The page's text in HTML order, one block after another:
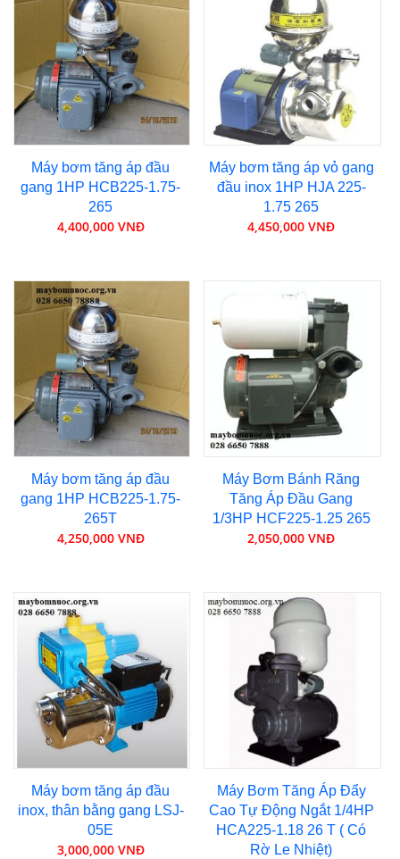
Máy bơm tăng áp đầu
gang 1HP HCB225-1.75-
265
4,400,000 VNĐ
Máy bơm tăng áp vỏ gang
đầu inox 1HP HJA 225-
1.75 265
4,450,000 VNĐ
Máy bơm tăng áp đầu
gang 1HP HCB225-1.75-
265T
4,250,000 VNĐ
Máy Bơm Bánh Răng
Tăng Áp Đầu Gang
1/3HP HCF225-1.25 265
2,050,000 VNĐ
Máy bơm tăng áp đầu
inox, thân bằng gang LSJ-
05E
3,000,000 VNĐ
Máy Bơm Tăng Áp Đẩy
Cao Tự Động Ngắt 1/4HP
HCA225-1.18 26 T ( Có
Rờ Le Nhiệt)